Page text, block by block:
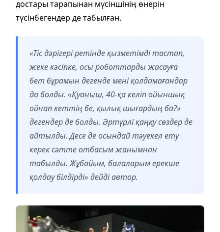
достары тарапынан мүсіншінің өнерін
түсінбегендер де табылған.
«Тіс дәрігері ретінде қызметімді тастап,
жеке кәсіпке, осы роботтарды жасауға
бет бұрамын дегенде мені қолдамағандар
да болды. «Қуаныш, 40-қа келіп ойыншық
ойнап кеттің бе, қылық шығардың ба?»
дегендер де болды. Әртүрлі қаңқу сөздер де
айтылды. Десе де осындай тәуекел ету
керек сәтте отбасым жанымнан
табылды. Жұбайым, балаларым ерекше
қолдау білдірді» дейді автор.